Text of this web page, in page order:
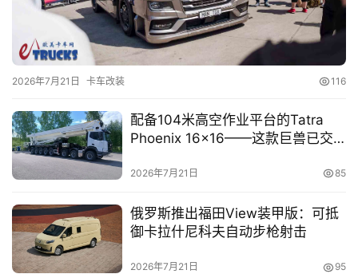
独
资
讯
视
频
登录 注册
2026年7月21日 卡车改装 116
配备104米高空作业平台的Tatra
Phoenix 16×16——这款巨兽已交
2026年7月21日 85
俄罗斯推出福田View装甲版：可抵
御卡拉什尼科夫自动步枪射击
2026年7月21日 95